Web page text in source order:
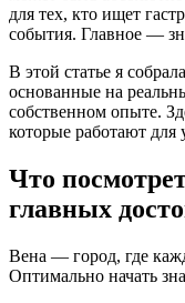
для тех, кто ищет
события. Главное —
В этой статье я
основанные на
собственном опыте.
которые работают для
Что
главных
Вена — город, где
Оптимально начать